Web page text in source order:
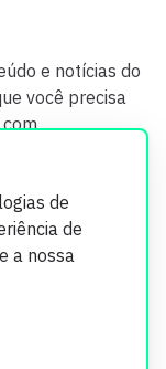
de
de
a nossa
e notícias do
você precisa
site são